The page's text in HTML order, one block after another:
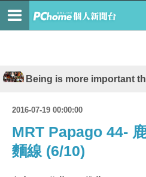
Being is more important
2016-07-19 00:00:00
MRT Papago 44-
麵線 (6/10)